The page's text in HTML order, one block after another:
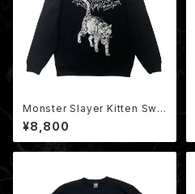
Monster Slayer Kitten Swe
atshirt / モンスタースレイヤー
子猫 クルーネックスウェット（裏
パイル）
¥8,800